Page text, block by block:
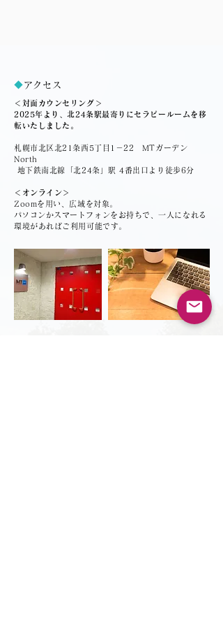
◆アクセス
＜対面カウンセリング＞
2025年より、北24条駅最寄りにセラピールームを移
転いたしました。
札幌市北区北21条西5丁目1－22 MTガーデン
North
地下鉄南北線「北24条」駅 4番出口より徒歩6分
＜オンライン＞
Zoomを用い、広域を対象。
​パソコンかスマートフォンをお持ちで、一人になれる
環境があればご利用可能です。